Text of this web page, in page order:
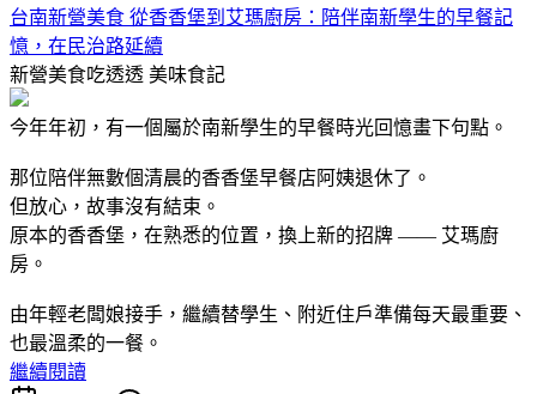
台南新營美食 從香香堡到艾瑪廚房：陪伴南新學生的早餐記
憶，在民治路延續
新營美食吃透透 美味食記
今年年初，有一個屬於南新學生的早餐時光回憶畫下句點。
那位陪伴無數個清晨的香香堡早餐店阿姨退休了。
但放心，故事沒有結束。
原本的香香堡，在熟悉的位置，換上新的招牌 —— 艾瑪廚
房。
由年輕老闆娘接手，繼續替學生、附近住戶準備每天最重要、
也最溫柔的一餐。
繼續閱讀